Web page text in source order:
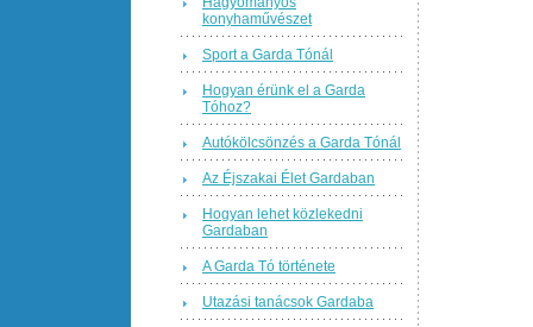
konyhaművészet
Sport a Garda Tónál
Hogyan érünk el a Garda
Tóhoz?
Autókölcsönzés a Garda Tónál
Az Éjszakai Élet Gardaban
Hogyan lehet közlekedni
Gardaban
A Garda Tó története
Utazási tanácsok Gardaba